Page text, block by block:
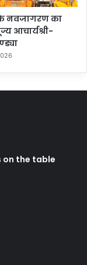
नवजागरण का
आचार्यश्री-
on the table